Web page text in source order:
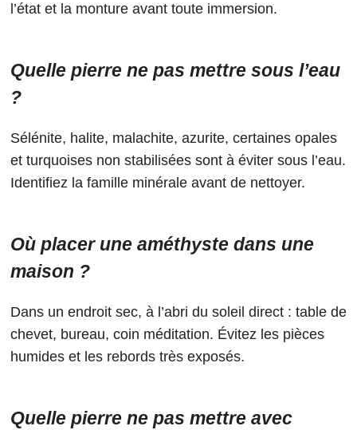
l’état et la monture avant toute immersion.
Quelle pierre ne pas mettre sous l’eau
?
Sélénite, halite, malachite, azurite, certaines opales
et turquoises non stabilisées sont à éviter sous l’eau.
Identifiez la famille minérale avant de nettoyer.
Où placer une améthyste dans une
maison ?
Dans un endroit sec, à l’abri du soleil direct : table de
chevet, bureau, coin méditation. Évitez les pièces
humides et les rebords très exposés.
Quelle pierre ne pas mettre avec